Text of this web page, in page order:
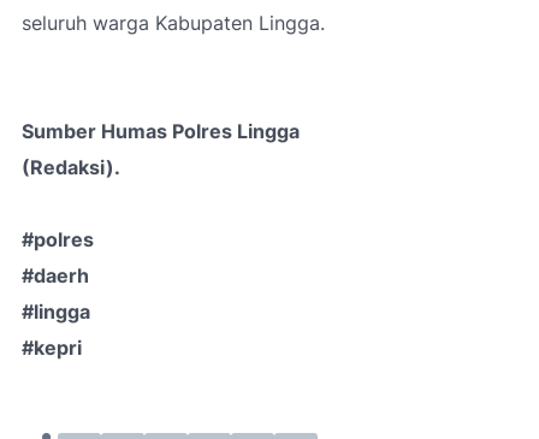
seluruh warga Kabupaten Lingga.
Sumber Humas Polres Lingga
(Redaksi).
#polres
#daerh
#lingga
#kepri